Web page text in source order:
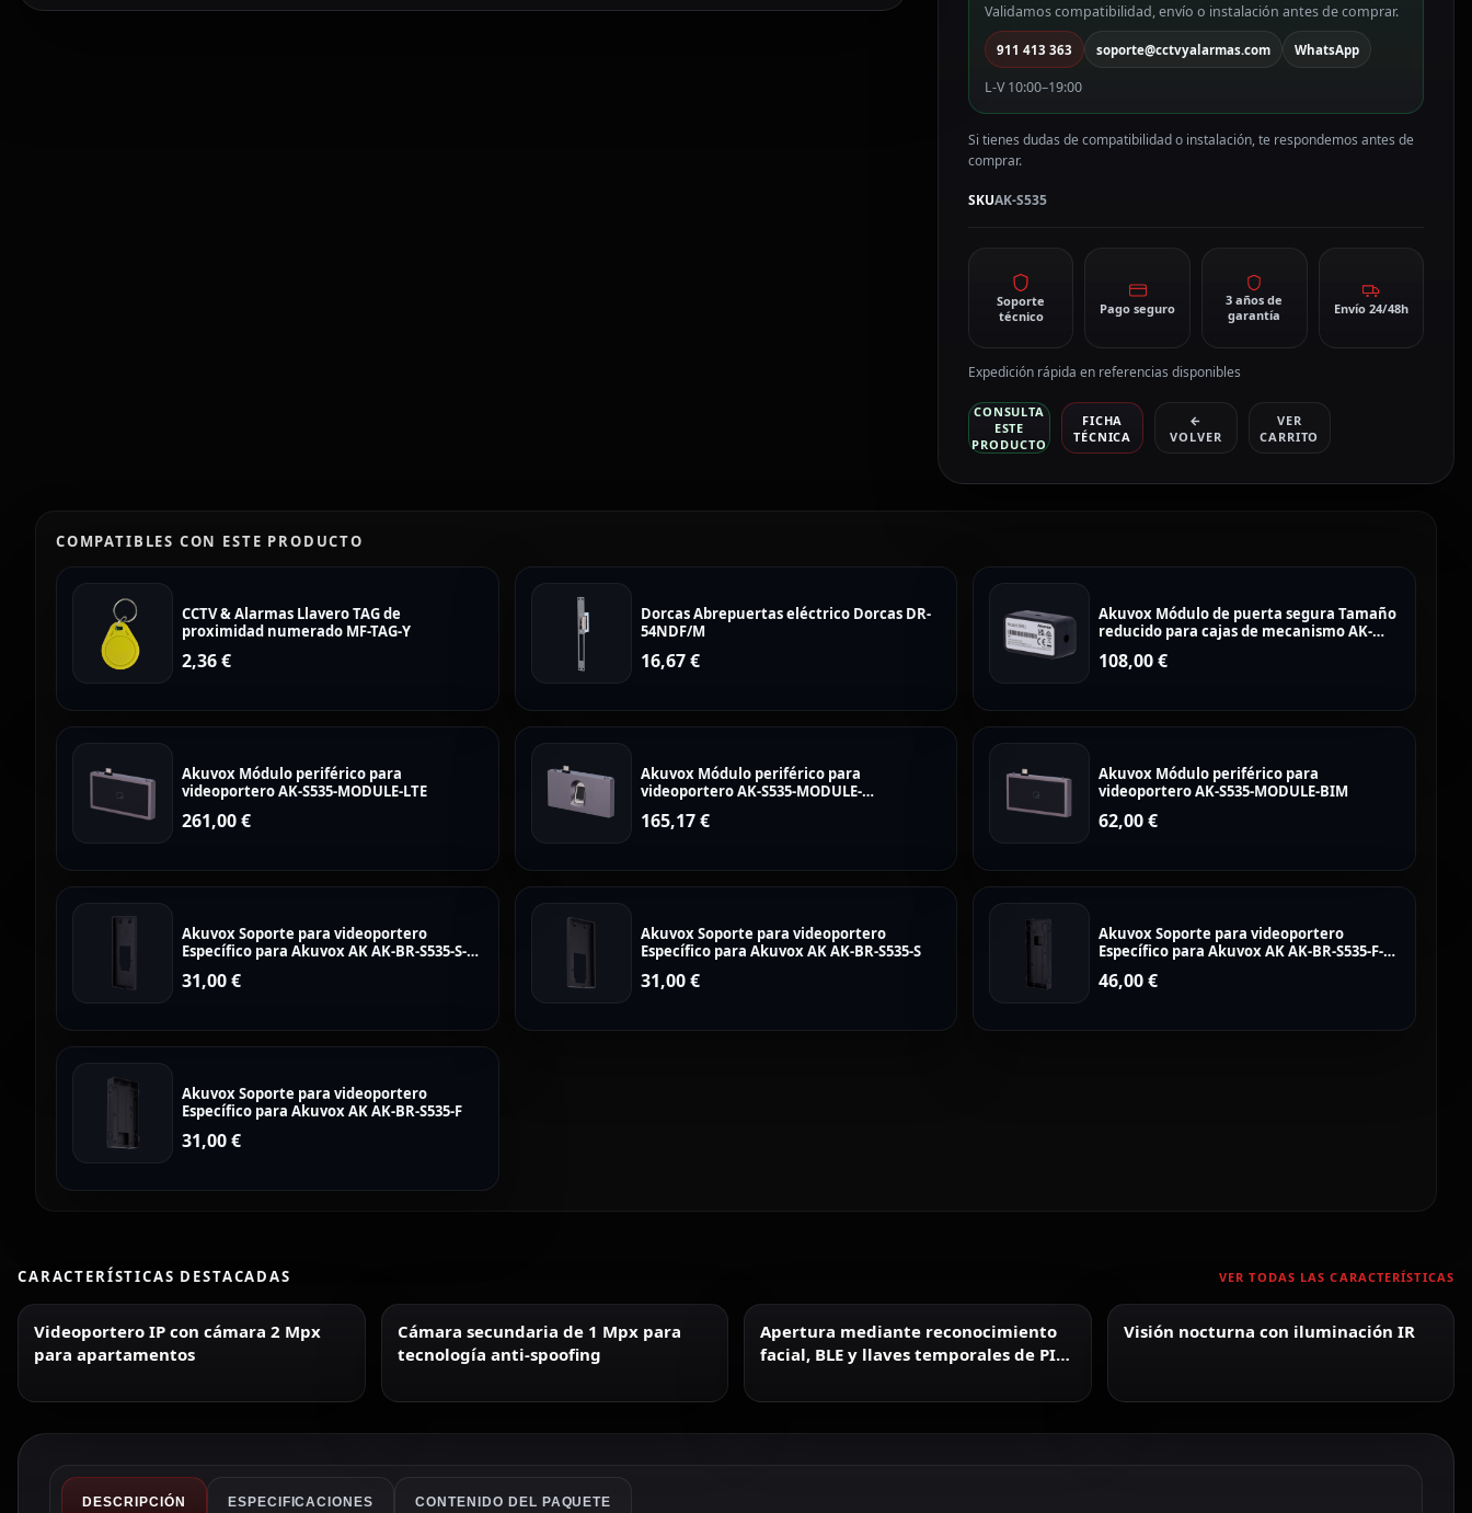
Validamos compatibilidad, envío o instalación antes de comprar.
911 413 363 soporte@cctvyalarmas.com WhatsApp
L-V 10:00–19:00
Si tienes dudas de compatibilidad o instalación, te respondemos antes de
comprar.
SKUAK-S535
Soporte
técnico
Pago seguro
3 años de
garantía
Envío 24/48h
Expedición rápida en referencias disponibles
CONSULTA
ESTE
PRODUCTO
FICHA
TÉCNICA
←
VOLVER
VER
CARRITO
COMPATIBLES CON ESTE PRODUCTO
CCTV & Alarmas Llavero TAG de
proximidad numerado MF-TAG-Y
2,36€
Dorcas Abrepuertas eléctrico Dorcas DR-
54NDF/M
16,67€
Akuvox Módulo de puerta segura Tamaño
reducido para cajas de mecanismo AK-
108,00€
Akuvox Módulo periférico para
videoportero AK-S535-MODULE-LTE
261,00€
Akuvox Módulo periférico para
videoportero AK-S535-MODULE-
165,17€
Akuvox Módulo periférico para
videoportero AK-S535-MODULE-BIM
62,00€
Akuvox Soporte para videoportero
Específico para Akuvox AK AK-BR-S535-S-
31,00€
Akuvox Soporte para videoportero
Específico para Akuvox AK AK-BR-S535-S
31,00€
Akuvox Soporte para videoportero
Específico para Akuvox AK AK-BR-S535-F-
46,00€
Akuvox Soporte para videoportero
Específico para Akuvox AK AK-BR-S535-F
31,00€
CARACTERÍSTICAS DESTACADAS VER TODAS LAS CARACTERÍSTICAS
Videoportero IP con cámara 2 Mpx
para apartamentos
Cámara secundaria de 1 Mpx para
tecnología anti-spoofing
Apertura mediante reconocimiento
facial, BLE y llaves temporales de PIN
Visión nocturna con iluminación IR
DESCRIPCIÓN ESPECIFICACIONES CONTENIDO DEL PAQUETE